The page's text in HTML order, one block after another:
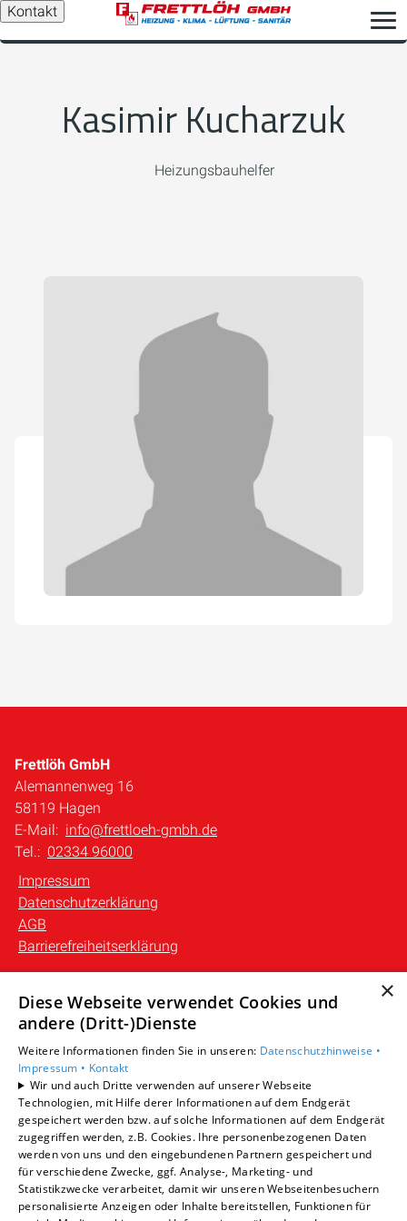
Kontakt
Kasimir Kucharzuk
Heizungsbauhelfer
Frettlöh GmbH
Alemannenweg 16
58119 Hagen
E-Mail: info@frettloeh-gmbh.de
Tel.: 02334 96000
Impressum
Datenschutzerklärung
AGB
Barrierefreiheitserklärung
Privatkunden
Gewerbekunden
Karriere
Unternehmen
Kontakt
×
Diese Webseite verwendet Cookies und
andere (Dritt-)Dienste
Weitere Informationen finden Sie in unseren: Datenschutzhinweise •
Impressum • Kontakt
Wir und auch Dritte verwenden auf unserer Webseite
Technologien, mit Hilfe derer Informationen auf dem Endgerät
gespeichert werden bzw. auf solche Informationen auf dem Endgerät
zugegriffen werden, z.B. Cookies. Ihre personenbezogenen Daten
werden von uns und den eingebundenen Partnern gespeichert und
für verschiedene Zwecke, ggf. Analyse-, Marketing- und
Statistikzwecke verarbeitet, damit wir unseren Webseitenbesuchern
personalisierte Anzeigen oder Inhalte bereitstellen, Funktionen für